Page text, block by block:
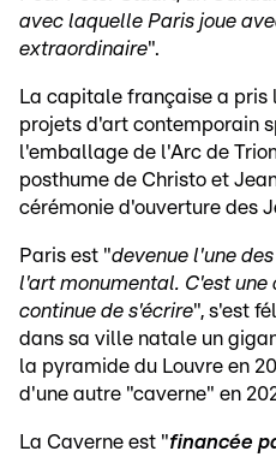
avec laquelle Paris joue
extraordinaire".
La capitale française a
projets d'art contemporain
l'emballage de l'Arc de
posthume de Christo et
cérémonie d'ouverture des
Paris est "devenue l'une
l'art monumental. C'est une
continue de s'écrire", s'est
dans sa ville natale un
la pyramide du Louvre en
d'une autre "caverne" en
La Caverne est "financée